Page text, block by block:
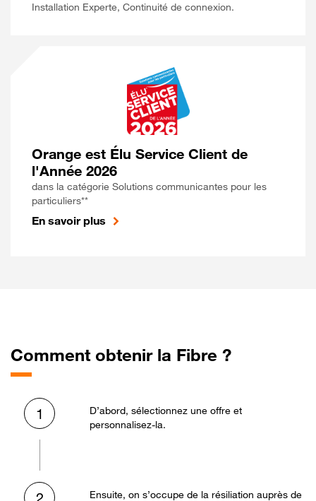
Installation Experte, Continuité de connexion.
Orange est Élu Service Client de
l'Année 2026
dans la catégorie Solutions communicantes pour les
particuliers**
En savoir plus
Comment obtenir la Fibre ?
1
D’abord, sélectionnez une offre et
personnalisez-la.
Ensuite, on s’occupe de la résiliation auprès de